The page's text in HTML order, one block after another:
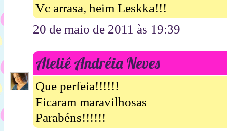
Vc arrasa, heim Leskka!!!
20 de maio de 2011 às 19:39
Ateliê Andréia Neves
Que perfeia!!!!!!
Ficaram maravilhosas
Parabéns!!!!!!